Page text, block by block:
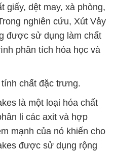
giấy, dệt may, xà phòng,
nghiên cứu, Xút Vảy
được sử dụng làm chất
phân tích hóa học và
chất đặc trưng.
là một loại hóa chất
li các axit và hợp
mạnh của nó khiến cho
được sử dụng rộng